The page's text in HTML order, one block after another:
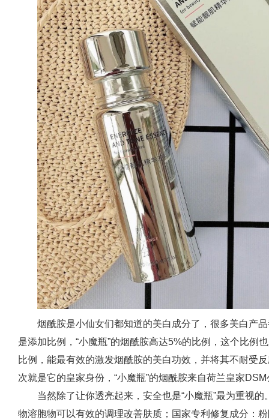
烟酰胺是小仙女们都知道的美白成分了，很多美白产
是添加比例，“小魔瓶”的烟酰胺高达5%的比例，这个比
比例，能最有效的激发烟酰胺的美白功效，并将其不耐受
次就是它的皇家身份，“小魔瓶”的烟酰胺来自荷兰皇家
当然除了让你透亮起来，安全也是“小魔瓶”最为重视
物溶胞物可以有效的调理改善肤质；国家专利修复成分：